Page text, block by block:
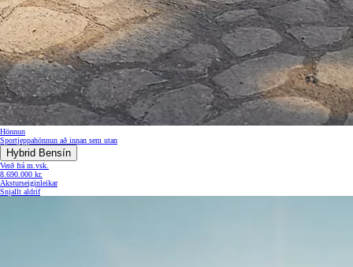
Hönnun
Sportjeppahönnun að innan sem utan
Hybrid Bensín
Verð frá m.vsk.
8.690.000 kr.
Aksturseiginleikar
Snjallt aldrif